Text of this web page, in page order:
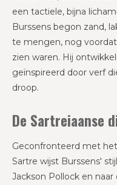
een tactiele, bijna
Burssens begon zand,
te mengen, nog
zien waren. Hij
geïnspireerd door verf
droop.
De Sartreiaanse
Geconfronteerd met
Sartre wijst Burssens'
Jackson Pollock en